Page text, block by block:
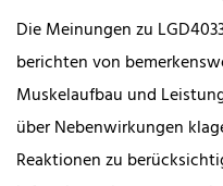
Die Meinungen zu
berichten von
Muskelaufbau und
über Nebenwirkungen
Reaktionen zu